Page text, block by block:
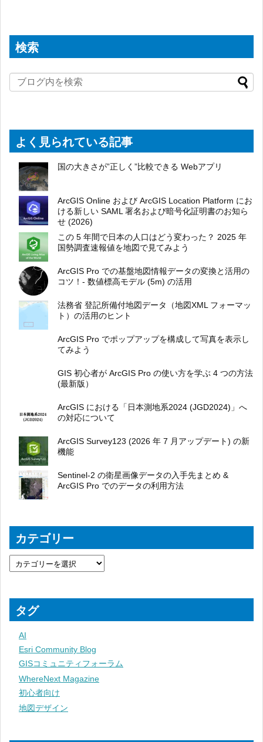
検索
よく見られている記事
国の大きさが”正しく”比較できる Webアプリ
ArcGIS Online および ArcGIS Location Platform にお
ける新しい SAML 署名および暗号化証明書のお知ら
せ (2026)
この 5 年間で日本の人口はどう変わった？ 2025 年
国勢調査速報値を地図で見てみよう
ArcGIS Pro での基盤地図情報データの変換と活用の
コツ！- 数値標高モデル (5m) の活用
法務省 登記所備付地図データ（地図XML フォーマッ
ト）の活用のヒント
ArcGIS Pro でポップアップを構成して写真を表示し
てみよう
GIS 初心者が ArcGIS Pro の使い方を学ぶ 4 つの方法
(最新版）
ArcGIS における「日本測地系2024 (JGD2024)」へ
の対応について
ArcGIS Survey123 (2026 年 7 月アップデート) の新
機能
Sentinel-2 の衛星画像データの入手先まとめ &
ArcGIS Pro でのデータの利用方法
カテゴリー
タグ
AI
Esri Community Blog
GISコミュニティフォーラム
WhereNext Magazine
初心者向け
地図デザイン